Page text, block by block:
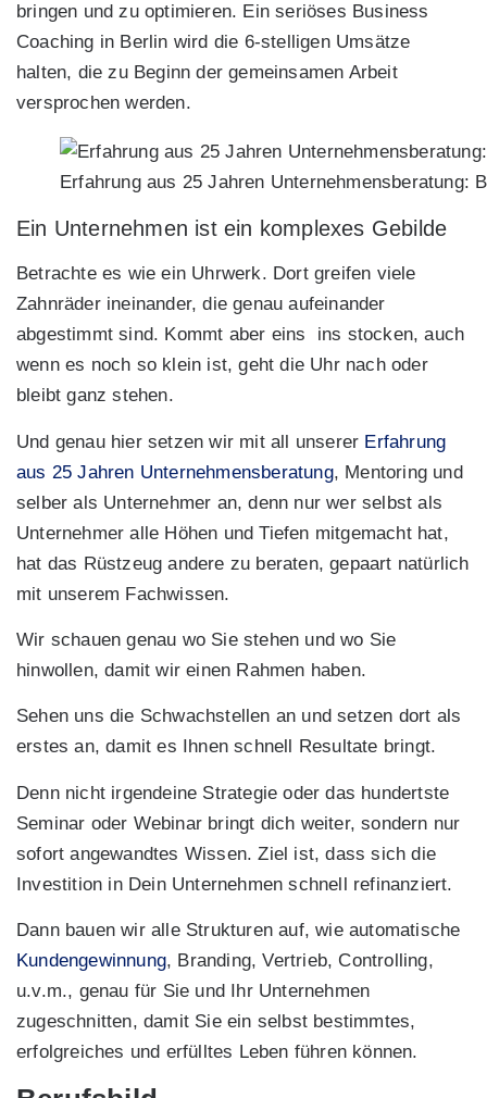
bringen und zu optimieren. Ein seriöses Business
Coaching in Berlin wird die 6-stelligen Umsätze
halten, die zu Beginn der gemeinsamen Arbeit
versprochen werden.
Erfahrung aus 25 Jahren Unternehmensberatung:
Ein Unternehmen ist ein komplexes Gebilde
Betrachte es wie ein Uhrwerk. Dort greifen viele
Zahnräder ineinander, die genau aufeinander
abgestimmt sind. Kommt aber eins ins stocken, auch
wenn es noch so klein ist, geht die Uhr nach oder
bleibt ganz stehen.
Und genau hier setzen wir mit all unserer Erfahrung
aus 25 Jahren Unternehmensberatung, Mentoring und
selber als Unternehmer an, denn nur wer selbst als
Unternehmer alle Höhen und Tiefen mitgemacht hat,
hat das Rüstzeug andere zu beraten, gepaart natürlich
mit unserem Fachwissen.
Wir schauen genau wo Sie stehen und wo Sie
hinwollen, damit wir einen Rahmen haben.
Sehen uns die Schwachstellen an und setzen dort als
erstes an, damit es Ihnen schnell Resultate bringt.
Denn nicht irgendeine Strategie oder das hundertste
Seminar oder Webinar bringt dich weiter, sondern nur
sofort angewandtes Wissen. Ziel ist, dass sich die
Investition in Dein Unternehmen schnell refinanziert.
Dann bauen wir alle Strukturen auf, wie automatische
Kundengewinnung, Branding, Vertrieb, Controlling,
u.v.m., genau für Sie und Ihr Unternehmen
zugeschnitten, damit Sie ein selbst bestimmtes,
erfolgreiches und erfülltes Leben führen können.